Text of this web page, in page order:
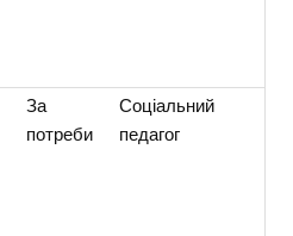
За
потреби
Соціальний
педагог